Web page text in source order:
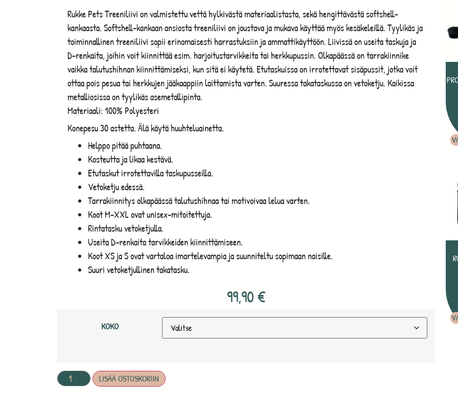
Rukke Pets Treeniliivi on valmistettu vettä hylkivästä materiaalistasta, sekä hengittävästä softshell-
kankaasta. Softshell-kankaan ansiosta treeniliivi on joustava ja mukava käyttää myös kesäkeleillä. Tyylikäs ja
toiminnallinen treeniliivi sopii erinomaisesti harrastuksiin ja ammattikäyttöön. Liivissä on useita taskuja ja
D-renkaita, joihin voit kiinnittää esim. harjoitustarvikkeita tai herkkupussin. Olkapäässä on tarrakiinnike
vaikka talutushihnan kiinnittämiseksi, kun sitä ei käytetä. Etutaskuissa on irrotettavat sisäpussit, jotka voit
ottaa pois pesua tai herkkujen jääkaappiin laittamista varten. Suuressa takataskussa on vetoketju. Kaikissa
metalliosissa on tyylikäs asemetallipinta.
Materiaali: 100% Polyesteri
Konepesu 30 astetta. Älä käytä huuhteluainetta.
Helppo pitää puhtaana.
Kosteutta ja likaa kestävä.
Etutaskut irrotettavilla taskupusseilla.
Vetoketju edessä.
Tarrakiinnitys olkapäässä talutushihnaa tai motivoivaa lelua varten.
Koot M-XXL ovat unisex-mitoitettuja.
Rintatasku vetoketjulla.
Useita D-renkaita tarvikkeiden kiinnittämiseen.
Koot XS ja S ovat vartaloa imartelevampia ja suunniteltu sopimaan naisille.
Suuri vetoketjullinen takatasku.
99,90€
KOKO
LISÄÄ OSTOSKORIIN